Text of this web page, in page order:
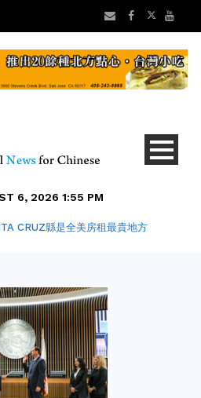
6, 2026 1:55 PM
CRUZ縣是全美房租最貴地方